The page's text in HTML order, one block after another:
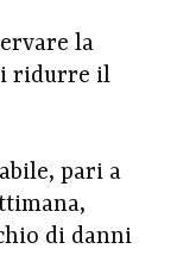
la
ridurre il
pari a
di danni